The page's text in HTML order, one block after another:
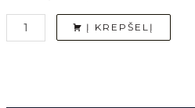
Į KREPŠELĮ